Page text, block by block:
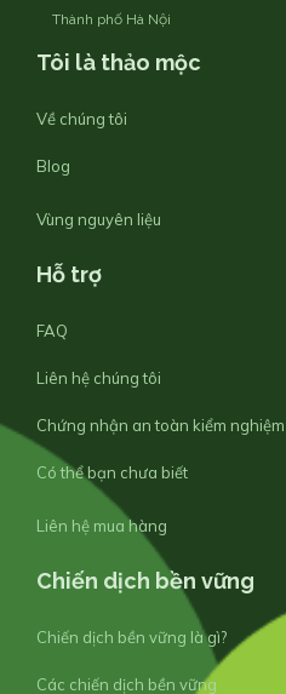
Thành phố Hà Nội
Tôi là thảo mộc
Về chúng tôi
Blog
Vùng nguyên liệu
Hỗ trợ
FAQ
Liên hệ chúng tôi
Chứng nhận an toàn kiểm nghiệm
Có thể bạn chưa biết
Liên hệ mua hàng
Chiến dịch bền vững
Chiến dịch bền vững là gì?
Các chiến dịch bền vững